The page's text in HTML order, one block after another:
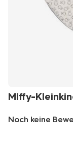
Miffy-
Noch keine